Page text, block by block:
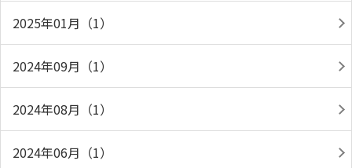
2025年01月（1）
2024年09月（1）
2024年08月（1）
2024年06月（1）